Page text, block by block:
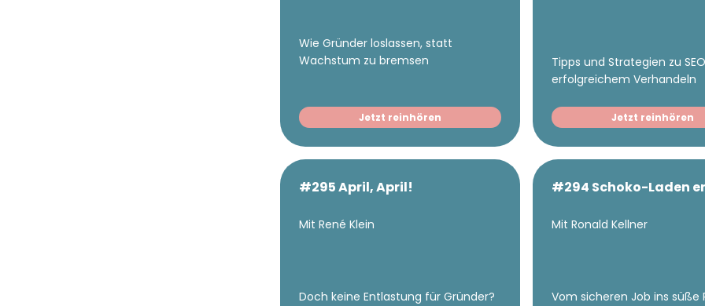
Wie Gründer loslassen, statt
Wachstum zu bremsen
Jetzt reinhören
Tipps und Strategien zu
erfolgreichem Verhandeln
Jetzt reinhören
#295 April, April!
Mit René Klein
Doch keine Entlastung für Gründer?
#294 Schoko-Laden
Mit Ronald Kellner
Vom sicheren Job ins süße